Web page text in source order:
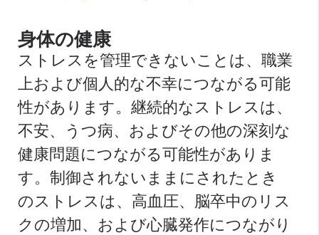
身体の健康
ストレスを管理できないことは、職業
上および個人的な不幸につながる可能
性があります。継続的なストレスは、
不安、うつ病、およびその他の深刻な
健康問題につながる可能性がありま
す。制御されないままにされたとき
のストレスは、高血圧、脳卒中のリス
クの増加、および心臓発作につながり